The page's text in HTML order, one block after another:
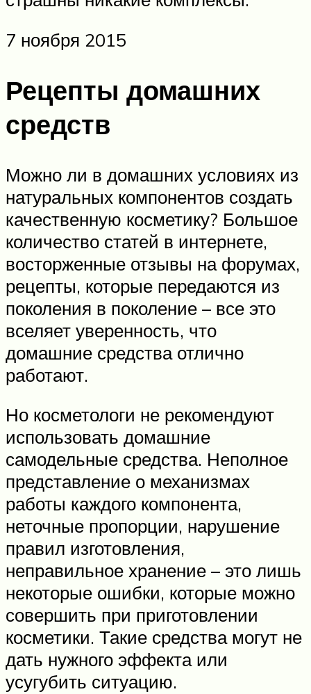
7 ноября 2015
Рецепты домашних
средств
Можно ли в домашних условиях из
натуральных компонентов создать
качественную косметику? Большое
количество статей в интернете,
восторженные отзывы на форумах,
рецепты, которые передаются из
поколения в поколение – все это
вселяет уверенность, что
домашние средства отлично
работают.
Но косметологи не рекомендуют
использовать домашние
самодельные средства. Неполное
представление о механизмах
работы каждого компонента,
неточные пропорции, нарушение
правил изготовления,
неправильное хранение – это лишь
некоторые ошибки, которые можно
совершить при приготовлении
косметики. Такие средства могут не
дать нужного эффекта или
усугубить ситуацию.